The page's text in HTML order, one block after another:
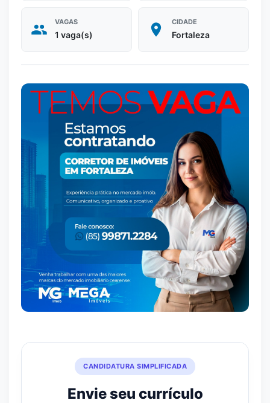
VAGAS
1 vaga(s)
CIDADE
Fortaleza
CANDIDATURA SIMPLIFICADA
Envie seu currículo